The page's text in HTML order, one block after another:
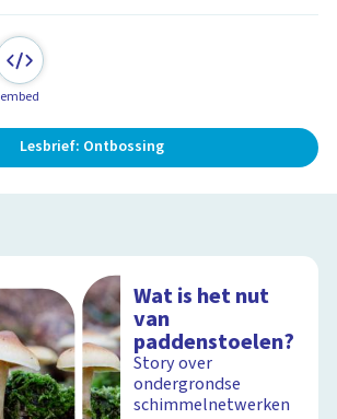
embed
Lesbrief: Ontbossing
Wat is het nut
van
paddenstoelen?
Story over
ondergrondse
schimmelnetwerken